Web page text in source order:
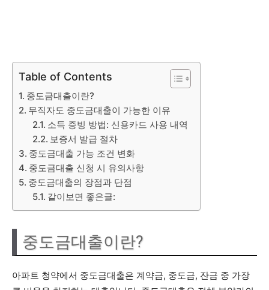
Table of Contents
중도금대출이란?
무직자도 중도금대출이 가능한 이유
소득 증빙 방법: 신용카드 사용 내역
보증서 발급 절차
중도금대출 가능 조건 변화
중도금대출 신청 시 유의사항
중도금대출의 장점과 단점
같이보면 좋은글:
중도금대출이란?
아파트 청약에서 중도금대출은 계약금, 중도금, 잔금 중 가장